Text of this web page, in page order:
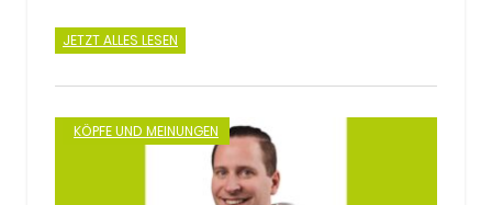
JETZT ALLES LESEN
KÖPFE UND MEINUNGEN